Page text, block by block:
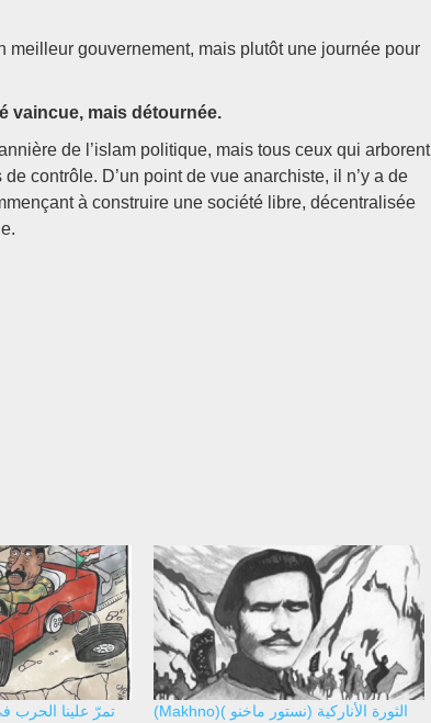
meilleur gouvernement, mais plutôt une journée pour
vaincue, mais détournée.
de l’islam politique, mais tous ceux qui arborent
contrôle. D’un point de vue anarchiste, il n’y a de
à construire une société libre, décentralisée
تمرّ علينا الحرب
(Makhno)الثورة الأناركية (نستور ماخنو )